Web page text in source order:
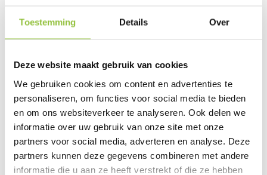
Toestemming Details Over
Deze website maakt gebruik van cookies
We gebruiken cookies om content en advertenties te
personaliseren, om functies voor social media te bieden
en om ons websiteverkeer te analyseren. Ook delen we
informatie over uw gebruik van onze site met onze
partners voor social media, adverteren en analyse. Deze
partners kunnen deze gegevens combineren met andere
informatie die u aan ze heeft verstrekt of die ze hebben
NEKPLAATJE GEEL BEDRUKT 25 STUKS
Het nekplaatje is een identificatie label voor rundvee of schapen.
€ 26,05
IN KRUIWAGEN